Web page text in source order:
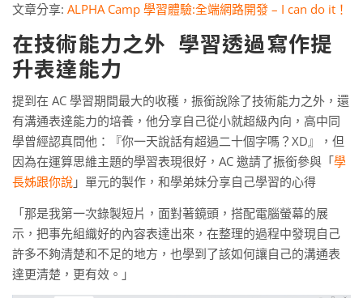
文章分享: ALPHA Camp 學習體驗:全端網路開發 – I can do it！
在技術能力之外 學習透過寫作提
升表達能力
提到在 AC 學習期間最大的收穫，振銜說除了技術能力之外，還
有溝通表達能力的培養，他分享自己從小就超級內向，高中同
學曾經認真問他：『你一天說話有超過二十個字嗎？XD』，但
因為在運算思維主題的學習表現很好，AC 邀請了振銜參與「學
長姊跟你說 」單元的製作，和學弟妹分享自己學習的心得
「那是我第一次錄製短片，面對著鏡頭，搭配電腦螢幕的展
示，把事先組織好的內容表達出來，在整理的過程中發現自己
許多不夠清楚和不足的地方，也學到了該如何讓自己的溝通表
達更清楚，更有效。」